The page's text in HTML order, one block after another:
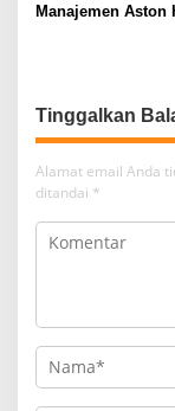
Manajemen Aston
Tinggalkan
Alamat email Anda
ditandai *